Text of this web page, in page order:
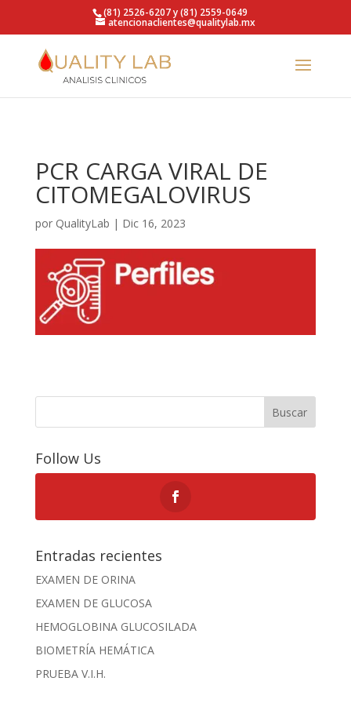
https://qualitylab.mx/(81) 2526-6207 y (81) 2559-0649
atencionaclientes@qualitylab.mx
PCR CARGA VIRAL DE
CITOMEGALOVIRUS
por QualityLab | Dic 16, 2023
Buscar
Follow Us
Entradas recientes
EXAMEN DE ORINA
EXAMEN DE GLUCOSA
HEMOGLOBINA GLUCOSILADA
BIOMETRÍA HEMÁTICA
PRUEBA V.I.H.